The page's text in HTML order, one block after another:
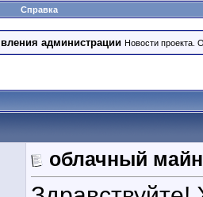
Справка
администрации Новости проекта.
облачный